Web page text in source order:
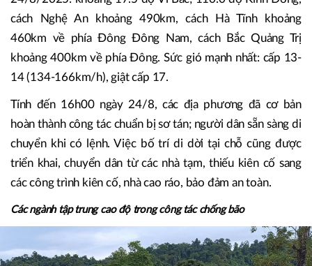
Bão số 5 – KAJIKI là cơn bão mạnh, có diễn biến nhanh và
phức tạp, phạm vi và cường độ ảnh hưởng rộng cả trên
biển và trên đất liền. Vị trí tâm bão lúc 16h00, ngày
cách Nghệ An khoảng 490km, cách Hà Tĩnh khoảng
460km về phía Đông Đông Nam, cách Bắc Quảng Trị
khoảng 400km về phía Đông. Sức gió mạnh nhất: cấp 13-
14 (134-166km/h), giật cấp 17.
hoàn thành công tác chuẩn bị sơ tán; người dân sẵn sàng di
chuyển khi có lệnh. Việc bố trí di dời tại chỗ cũng được
triển khai, chuyển dân từ các nhà tạm, thiếu kiên cố sang